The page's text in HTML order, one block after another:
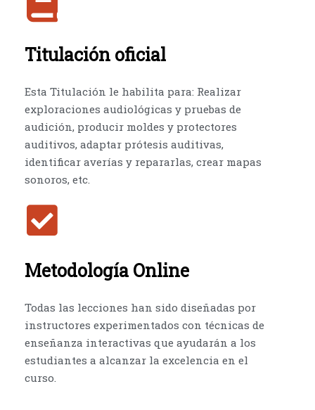
Titulación oficial
Esta Titulación le habilita para: Realizar
exploraciones audiológicas y pruebas de
audición, producir moldes y protectores
auditivos, adaptar prótesis auditivas,
identificar averías y repararlas, crear mapas
sonoros, etc.
Metodología Online
Todas las lecciones han sido diseñadas por
instructores experimentados con técnicas de
enseñanza interactivas que ayudarán a los
estudiantes a alcanzar la excelencia en el
curso.